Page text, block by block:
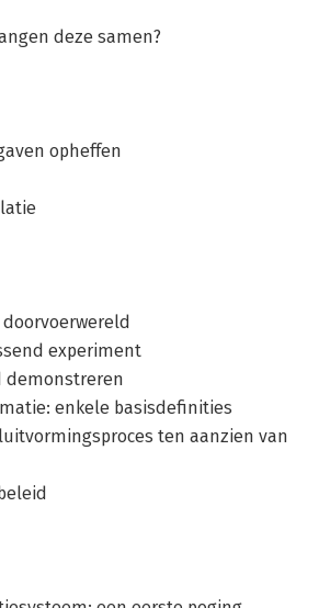
deze samen?
opheffen
experiment
demonstreren
enkele basisdefinities
ten aanzien van